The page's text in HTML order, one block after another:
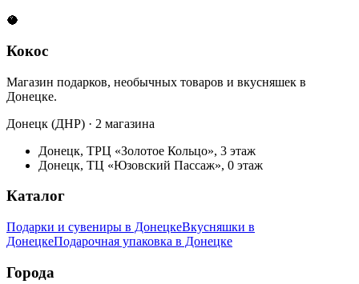
🥥
Кокос
Магазин подарков, необычных товаров и вкусняшек в
Донецке.
Донецк (ДНР) · 2 магазина
Донецк, ТРЦ «Золотое Кольцо», 3 этаж
Донецк, ТЦ «Юзовский Пассаж», 0 этаж
Каталог
Подарки и сувениры в ДонецкеВкусняшки в
ДонецкеПодарочная упаковка в Донецке
Города